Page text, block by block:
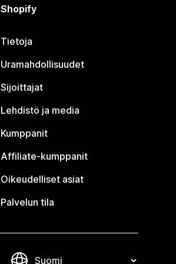
Shopify
Tietoja
Uramahdollisuudet
Sijoittajat
Lehdistö ja media
Kumppanit
Affiliate-kumppanit
Oikeudelliset asiat
Palvelun tila